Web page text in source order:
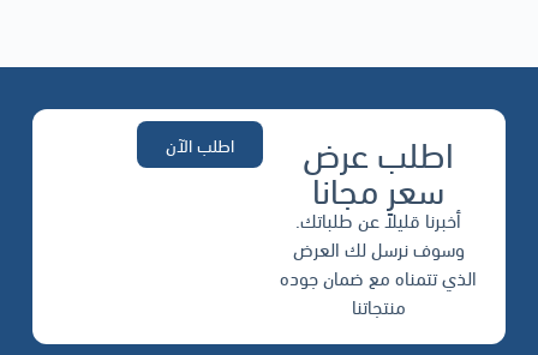
اطلب عرض
سعر مجانا
أخبرنا قليلاً عن طلباتك.
وسوف نرسل لك العرض
الذي تتمناه مع ضمان جوده
منتجاتنا
اطلب الآن